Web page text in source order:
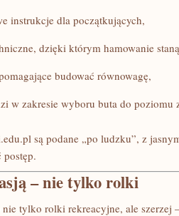
instrukcje dla początkujących,
dzięki którym hamowanie
budować równowagę,
w zakresie wyboru buta do poziomu
są podane „po ludzku”, z
– nie tylko rolki
tylko rolki rekreacyjne, ale szerzej